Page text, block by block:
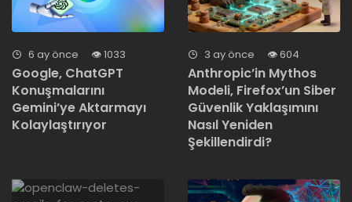
6 ay önce 1033
Google, ChatGPT
Konuşmalarını
Gemini’ye Aktarmayı
Kolaylaştırıyor
3 ay önce 604
Anthropic’in Mythos
Modeli, Firefox’un Siber
Güvenlik Yaklaşımını
Nasıl Yeniden
Şekillendirdi?